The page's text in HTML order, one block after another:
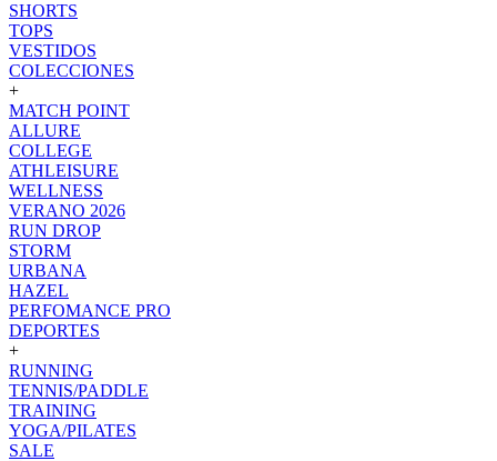
SHORTS
TOPS
VESTIDOS
COLECCIONES
+
MATCH POINT
ALLURE
COLLEGE
ATHLEISURE
WELLNESS
VERANO 2026
RUN DROP
STORM
URBANA
HAZEL
PERFOMANCE PRO
DEPORTES
+
RUNNING
TENNIS/PADDLE
TRAINING
YOGA/PILATES
SALE